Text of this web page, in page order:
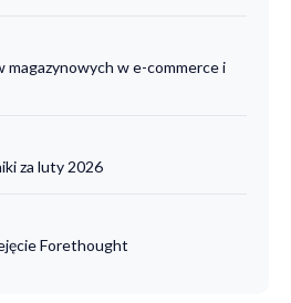
magazynowych w e-commerce i
za luty 2026
Forethought